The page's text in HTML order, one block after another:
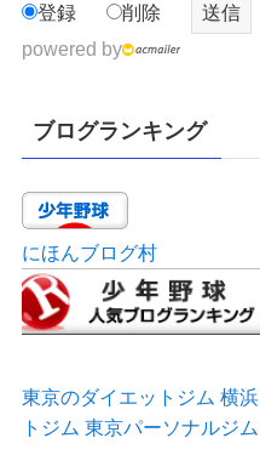
登録
削除
powered by
ブログランキング
にほんブログ村
東京のダイエットジム 横
トジム 東京パーソナルジム